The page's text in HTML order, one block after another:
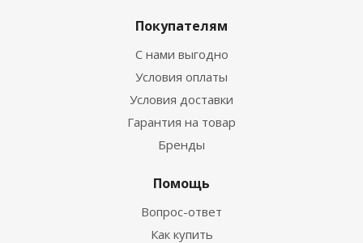
Покупателям
С нами выгодно
Условия оплаты
Условия доставки
Гарантия на товар
Бренды
Помощь
Вопрос-ответ
Как купить